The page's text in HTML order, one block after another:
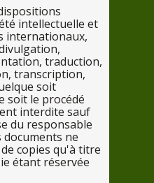
intellectuelle et
internationaux,
traduction,
transcription,
soit
soit le procédé
interdite sauf
du responsable
documents ne
de copies qu'à titre
étant réservée